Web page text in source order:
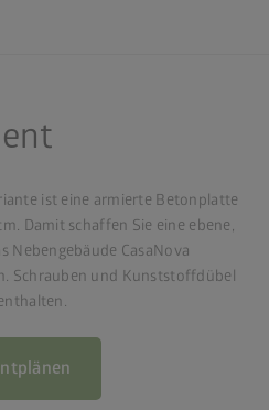
ist eine armierte Betonplatte
Damit schaffen Sie eine ebene,
Nebengebäude CasaNova
Schrauben und Kunststoffdübel